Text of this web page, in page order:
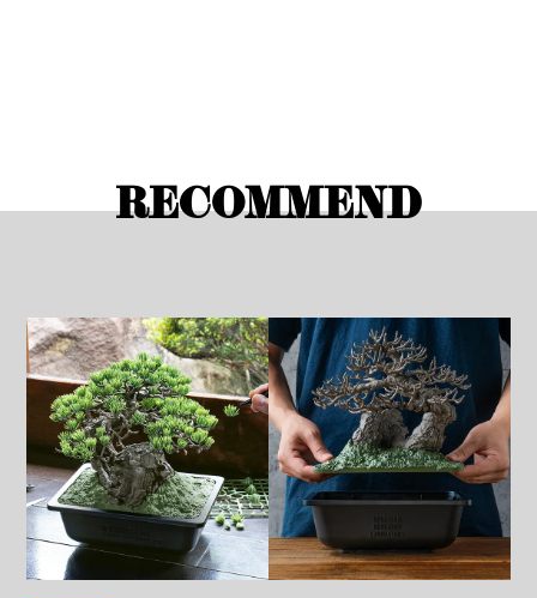
RECOMMEND